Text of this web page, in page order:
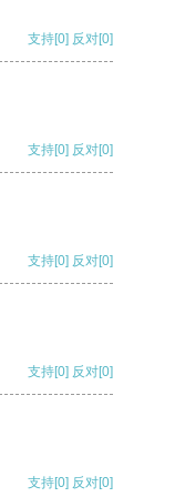
支持[0] 反对[0]
支持[0] 反对[0]
支持[0] 反对[0]
支持[0] 反对[0]
支持[0] 反对[0]